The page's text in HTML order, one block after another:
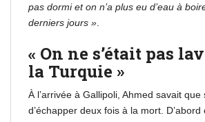
pas dormi et on n’a plus eu d’eau à
derniers jours »
« On ne s’était pas
la Turquie »
À l’arrivée à Gallipoli, Ahmed savait
d’échapper deux fois à la mort.